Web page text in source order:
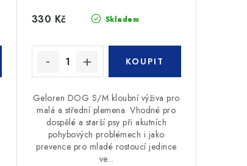
Skladem
330 Kč
Geloren DOG S/M kloubní výživa pro
malá a střední plemena. Vhodné pro
dospělé a starší psy při akutních
pohybových problémech i jako
prevence pro mladé rostoucí jedince
ve...